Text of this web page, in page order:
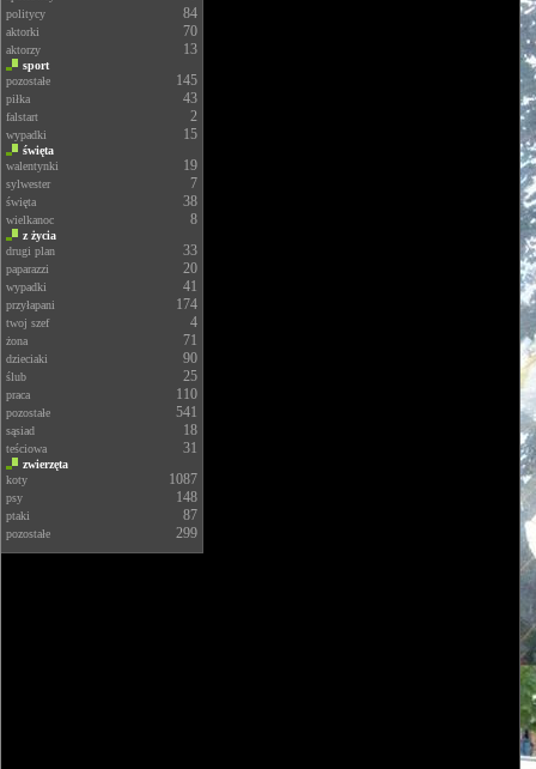
politycy 84
aktorki 70
aktorzy 13
sport
pozostałe
145
piłka 43
falstart 2
wypadki 15
święta
walentynki
19
sylwester 7
święta 38
wielkanoc 8
z życia
drugi plan
33
paparazzi 20
wypadki 41
przyłapani 174
twoj szef 4
żona 71
dzieciaki 90
ślub 25
praca 110
pozostałe 541
sąsiad 18
teściowa 31
zwierzęta
koty
1087
psy 148
ptaki 87
pozostałe 299